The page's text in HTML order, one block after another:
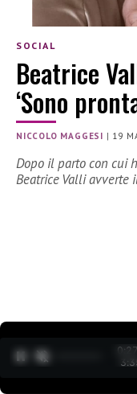
SOCIAL
Beatrice
‘Sono
NICCOLO MAGGESI | 19
Dopo il parto con cui
Beatrice Valli avverte